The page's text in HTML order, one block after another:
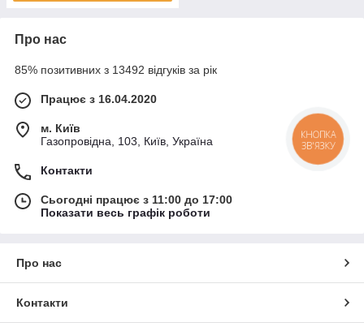
Про нас
85% позитивних з 13492 відгуків за рік
Працює з 16.04.2020
м. Київ
Газопровідна, 103, Київ, Україна
Контакти
Сьогодні працює з 11:00 до 17:00
Показати весь графік роботи
Про нас
Контакти
КНОПКА
ЗВ'ЯЗКУ